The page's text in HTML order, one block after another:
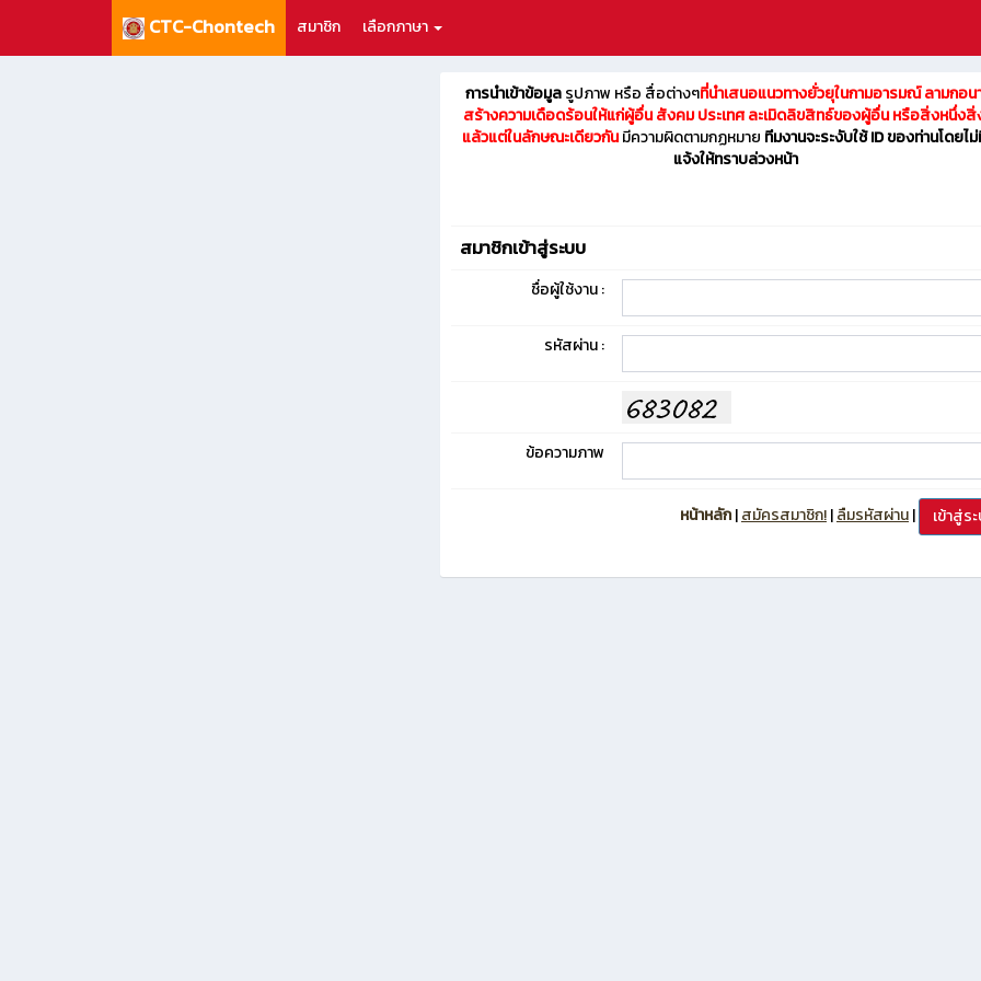
CTC-Chontech สมาชิก เลือกภาษา
การนำเข้าข้อมูลรูปภาพ หรือ สื่อต่างๆที่นำเสนอแนวทางยั่วยุในกามอารมณ์ ลามกอน
สร้างความเดือดร้อนให้แก่ผู้อื่น สังคม ประเทศ ละเมิดลิขสิทธ์ของผู้อื่น หรือสิ่งหนึ่งสิ่
แล้วแต่ในลักษณะเดียวกันมีความผิดตามกฏหมาย ทีมงานจะระงับใช้ ID ของท่านโดยไ
แจ้งให้ทราบล่วงหน้า
สมาชิกเข้าสู่ระบบ
ชื่อผู้ใช้งาน :
รหัสผ่าน :
ข้อความภาพ
หน้าหลัก|สมัครสมาชิก!|ลืมรหัสผ่าน|